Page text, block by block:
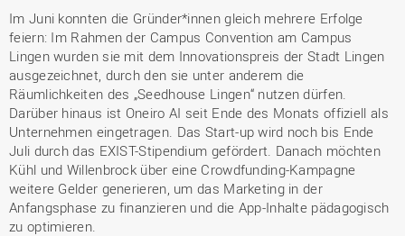
Im Juni konnten die Gründer*innen gleich mehrere Erfolge
feiern: Im Rahmen der Campus Convention am Campus
Lingen wurden sie mit dem Innovationspreis der Stadt Lingen
ausgezeichnet, durch den sie unter anderem die
Räumlichkeiten des „Seedhouse Lingen“ nutzen dürfen.
Darüber hinaus ist Oneiro AI seit Ende des Monats offiziell als
Unternehmen eingetragen. Das Start-up wird noch bis Ende
Juli durch das EXIST-Stipendium gefördert. Danach möchten
Kühl und Willenbrock über eine Crowdfunding-Kampagne
weitere Gelder generieren, um das Marketing in der
Anfangsphase zu finanzieren und die App-Inhalte pädagogisch
zu optimieren.